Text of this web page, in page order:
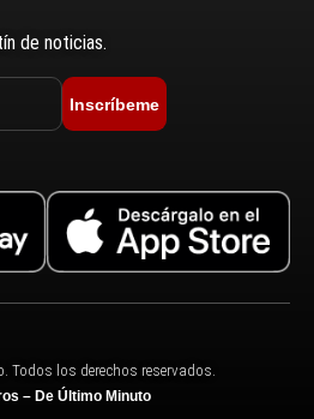
de noticias.
Inscríbeme
Todos los derechos reservados.
– De Último Minuto